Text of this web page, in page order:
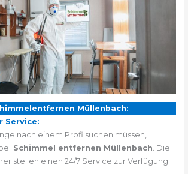
Müllenbach:
Service:
nach einem Profi suchen müssen,
Schimmel entfernen Müllenbach . Die
stellen einen 24/7 Service zur Verfügung.